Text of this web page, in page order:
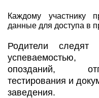
Каждому участнику
данные для доступа в
Родители следят
успеваемостью,
опозданий,
тестирования и
заведения.